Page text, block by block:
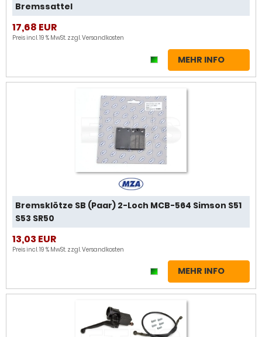
Bremssattel
17,68 EUR
Preis incl. 19 % MwSt. zzgl.Versandkosten
MEHR INFO
Bremsklötze SB (Paar) 2-Loch MCB-564 Simson S51
S53 SR50
13,03 EUR
Preis incl. 19 % MwSt. zzgl.Versandkosten
MEHR INFO